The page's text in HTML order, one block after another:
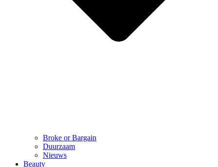
Broke or Bargain
Duurzaam
Nieuws
Beauty